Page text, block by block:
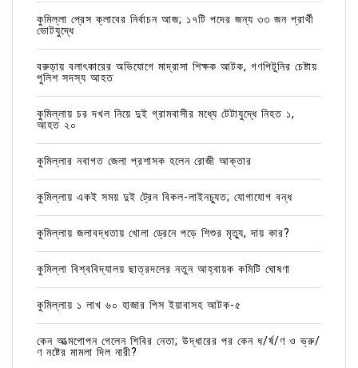
কুমিল্লা প্রেস ক্লাবের নির্বাচন আজ; ১৭টি পদের জন্য ৩৩ জন প্রার্থী
ভোটযুদ্ধে
বরুড়ায় বলাৎকারের অভিযোগে মাদ্রাসা শিক্ষক আটক, গণপিটুনির চেষ্টায়
পুলিশ সদস্য আহত
কুমিল্লায় চর দখল নিয়ে দুই গ্রামবাসীর মধ্যে টেটাযুদ্ধে নিহত ১,
আহত ২০
কুমিল্লার নবাগত জেলা প্রশাসক হলেন রোজী আক্তার
কুমিল্লায় একই সময় দুই ট্রেন বিকল-লাইনচ্যুত; যোগাযোগ বন্ধ
কুমিল্লায় জলাবদ্ধতায় খোলা ড্রেনে পড়ে শিশুর মৃত্যু, দায় কার?
কুমিল্লা বিশ্ববিদ্যালয় ছাত্রদলের নতুন আহ্বায়ক কমিটি ঘোষণা
কুমিল্লায় ১ লাখ ৬০ হাজার পিস ইয়াবাসহ আটক-৫
কেন আত্মগোপন গেলেন শিবির নেতা; উদ্ধারের পর কেন ধ/র্ষ/ণ ও ভ্রু/
ণ নষ্টের মামলা দিল নারী?